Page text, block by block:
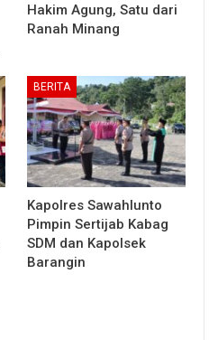
Hakim Agung, Satu dari
Ranah Minang
BERITA
Kapolres Sawahlunto
Pimpin Sertijab Kabag
SDM dan Kapolsek
Barangin